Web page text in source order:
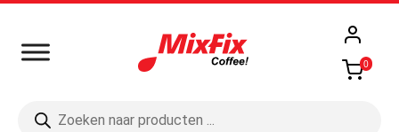
0
zoeken